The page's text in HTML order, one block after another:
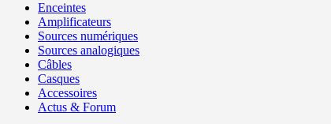
Enceintes
Amplificateurs
Sources numériques
Sources analogiques
Câbles
Casques
Accessoires
Actus & Forum